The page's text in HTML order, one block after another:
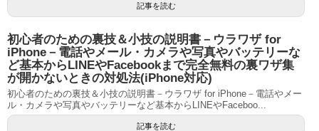
記事を読む
初心者のための裏技＆小技の説明書－ウラワザ for
iPhone－電話やメール・カメラや写真やバッテリーな
ど基本からLINEやFacebookまで完全無料の裏ワザ集
が開かないときの対処法(iPhone対応)
初心者のための裏技＆小技の説明書－ウラワザ for iPhone－電話やメー
ル・カメラや写真やバッテリーなど基本からLINEやFaceboo...
記事を読む